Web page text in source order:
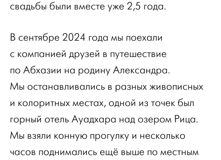
свадьбы были вместе уже 2,5 года.
В сентябре 2024 года мы поехали
с компанией друзей в путешествие
по Абхазии на родину Александра.
Мы останавливались в разных живописных
и колоритных местах, одной из точек был
горный отель Ауадхара над озером Рица.
Мы взяли конную прогулку и несколько
часов поднимались ещё выше по местным